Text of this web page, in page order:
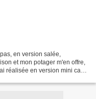
en version salée,
et mon potager m'en offre,
réalisée en version mini car